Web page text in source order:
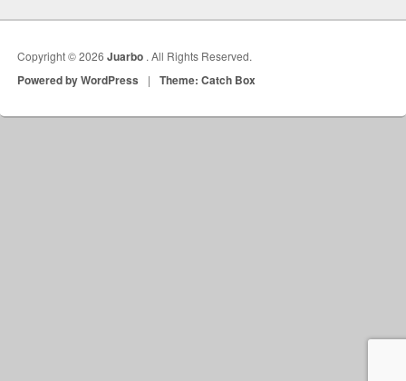
Copyright © 2026Juarbo . All Rights Reserved.
Powered by WordPress | Theme: Catch Box